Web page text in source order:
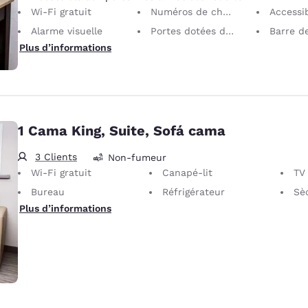
Wi-Fi gratuit
Numéros de chambre en braille
Accessible
Alarme visuelle
Portes dotées d’une largeur de 81 cm
Barre de
Plus d’informations
1 Cama King, Suite, Sofá cama
3 Clients
Non-fumeur
Wi-Fi gratuit
Canapé-lit
TV
Bureau
Réfrigérateur
Plus d’informations